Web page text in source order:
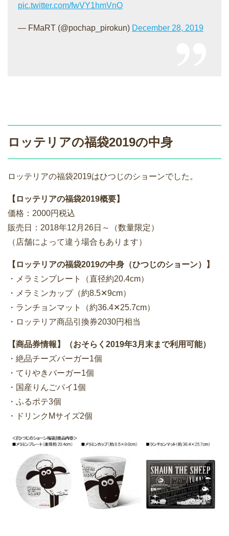
pic.twitter.com/fwVY1hmVnO
— FMaRT (@pochap_pirokun) December 28, 2019
ロッテリアの福袋2019の中身
ロッテリアの福袋2019はひつじのショーンでした。
【ロッテリアの福袋2019概要】
価格：2000円税込
販売日：2018年12月26日～（数量限定）
（店舗によって違う場合もあります）
【ロッテリアの福袋2019の中身（ひつじのショーン）】
・メラミンプレート（直径約20.4cm）
・メラミンカップ（約8.5✕9cm）
・ランチョンマット（約36.4✕25.7cm）
・ロッテリア商品引換券2030円相当
【商品券情報】（おそらく2019年3月末まで利用可能）
・絶品チーズバーガー1個
・てりやきバーガー1個
・国産りんごパイ1個
・ふるポテ3個
・ドリンクMサイズ2個